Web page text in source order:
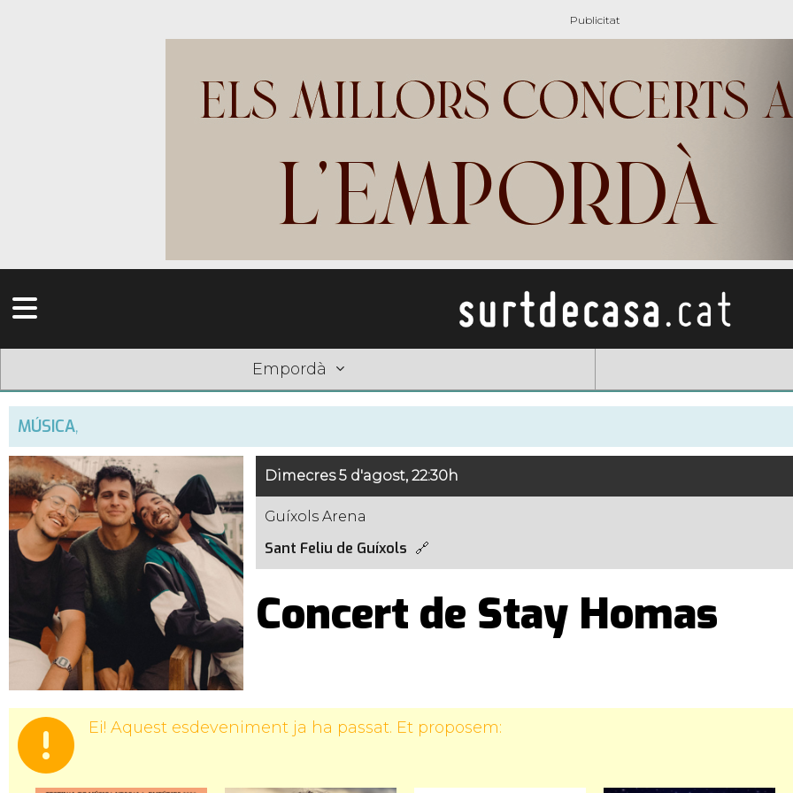
Empordà
MÚSICA,
Dimecres 5 d'agost, 22:30h
Guíxols Arena
Sant Feliu de Guíxols
Concert de Stay Homas
Ei! Aquest esdeveniment ja ha passat. Et proposem: